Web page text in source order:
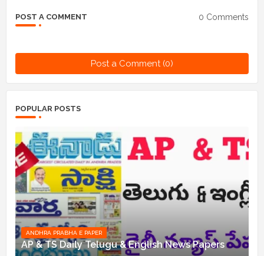
POST A COMMENT 0 Comments
Post a Comment (0)
POPULAR POSTS
ANDHRA PRABHA E PAPER
AP & TS Daily Telugu & English News Papers